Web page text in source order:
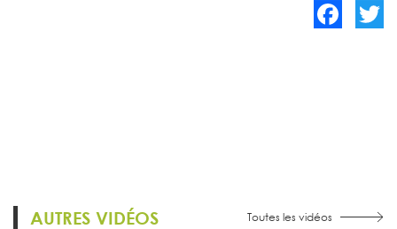
AUTRES VIDÉOS Toutes les vidéos